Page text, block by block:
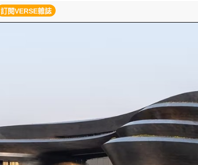
訂閱VERSE雜誌